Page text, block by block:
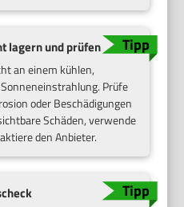
lagern und prüfen
an einem kühlen,
Prüfe
oder Beschädigungen
Schäden, verwende
den Anbieter.